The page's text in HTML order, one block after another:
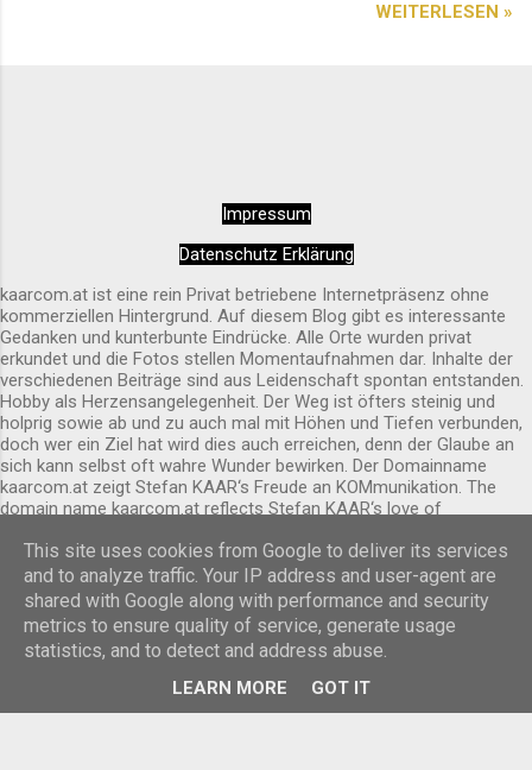
diesem Ort ein erbitterter und blutiger Kampf.
sehr entspannend und rundherum harmonisch.
Alles wirkt sehr sauber und liebevoll gepflegt.
Außen ist sie schon von Weitem erkennbar.
WEITERLESEN »
Impressum
Datenschutz Erklärung
kaarcom.at ist eine rein Privat betriebene Internetpräsenz ohne
kommerziellen Hintergrund. Auf diesem Blog gibt es interessante
Gedanken und kunterbunte Eindrücke. Alle Orte wurden privat
erkundet und die Fotos stellen Momentaufnahmen dar. Inhalte der
verschiedenen Beiträge sind aus Leidenschaft spontan entstanden.
Hobby als Herzensangelegenheit. Der Weg ist öfters steinig und
holprig sowie ab und zu auch mal mit Höhen und Tiefen verbunden,
doch wer ein Ziel hat wird dies auch erreichen, denn der Glaube an
sich kann selbst oft wahre Wunder bewirken. Der Domainname
kaarcom.at zeigt Stefan KAAR‘s Freude an KOMmunikation. The
domain name kaarcom.at reflects Stefan KAAR‘s love of
Powered by Blogger
Designbilder vonCimmerian
This site uses cookies from Google to deliver its services
and to analyze traffic. Your IP address and user-agent are
shared with Google along with performance and security
metrics to ensure quality of service, generate usage
statistics, and to detect and address abuse.
LEARN MORE GOT IT